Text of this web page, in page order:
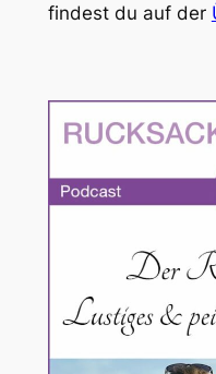
findest du auf der